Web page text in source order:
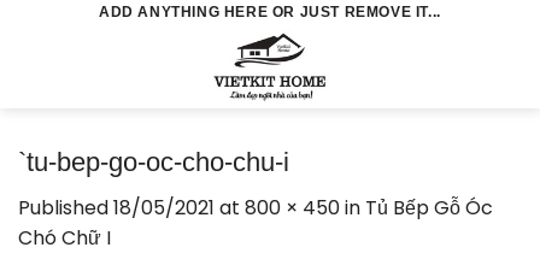
ADD ANYTHING HERE OR JUST REMOVE IT...
`tu-bep-go-oc-cho-chu-i
Published18/05/2021 at 800 × 450in Tủ Bếp Gỗ Óc
Chó Chữ I